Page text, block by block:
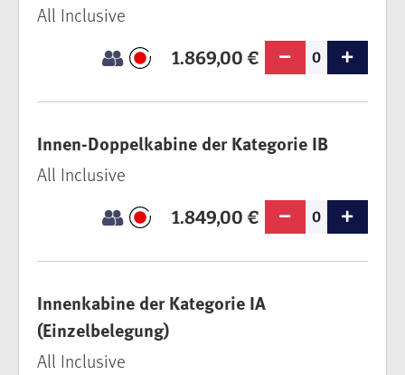
1.869,00 € 0
All Inclusive
Innen-Doppelkabine der Kategorie IB
1.849,00 € 0
All Inclusive
Innenkabine der Kategorie IA
(Einzelbelegung)
All Inclusive